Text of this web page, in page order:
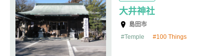
大井神社
島田市
Temple
100 Things